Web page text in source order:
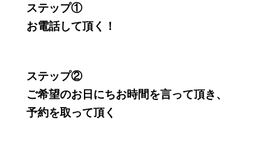
ステップ①
お電話して頂く！
ステップ②
ご希望のお日にちお時間を言って頂き、
予約を取って頂く